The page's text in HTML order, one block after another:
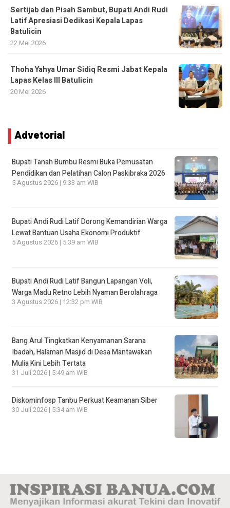
Sertijab dan Pisah Sambut, Bupati Andi Rudi
Latif Apresiasi Dedikasi Kepala Lapas
Batulicin
22 Mei 2026
Thoha Yahya Umar Sidiq Resmi Jabat Kepala
Lapas Kelas III Batulicin
20 Mei 2026
Advetorial
Bupati Tanah Bumbu Resmi Buka Pemusatan
Pendidikan dan Pelatihan Calon Paskibraka 2026
5 Agustus 2026 | 9:33 am WIB
Bupati Andi Rudi Latif Dorong Kemandirian Warga
Lewat Bantuan Usaha Ekonomi Produktif
5 Agustus 2026 | 5:39 am WIB
Bupati Andi Rudi Latif Bangun Lapangan Voli,
Warga Madu Retno Lebih Nyaman Berolahraga
3 Agustus 2026 | 12:32 pm WIB
Bang Arul Tingkatkan Kenyamanan Sarana
Ibadah, Halaman Masjid di Desa Mantawakan
Mulia Kini Lebih Tertata
31 Juli 2026 | 5:49 am WIB
Diskominfosp Tanbu Perkuat Keamanan Siber
30 Juli 2026 | 5:34 am WIB